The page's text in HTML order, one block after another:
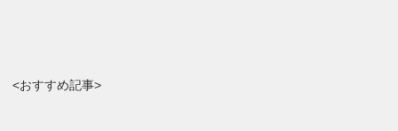
<おすすめ記事>